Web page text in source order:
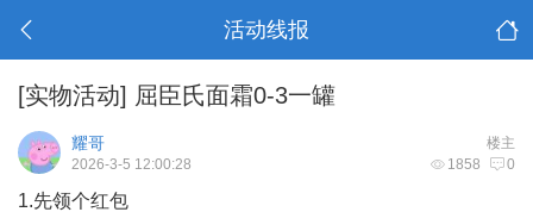
活动线报
[实物活动] 屈臣氏面霜0-3一罐
楼主
耀哥
1858 0
2026-3-5 12:00:28
1.先领个红包